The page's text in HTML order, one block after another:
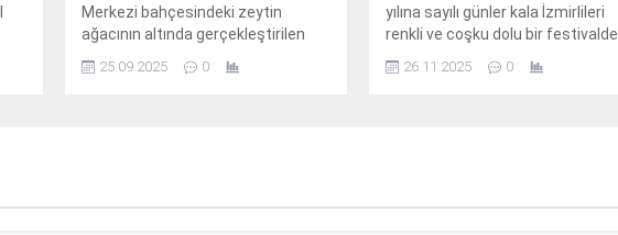
Merkezi bahçesindeki zeytin
ağacının altında gerçekleştirilen
Tolga Bilgin Quartet” ile devam etti.
25.09.2025 0
yılına sayılı günler kala İzmirlileri
renkli ve coşku dolu bir festivalde
26.11.2025 0